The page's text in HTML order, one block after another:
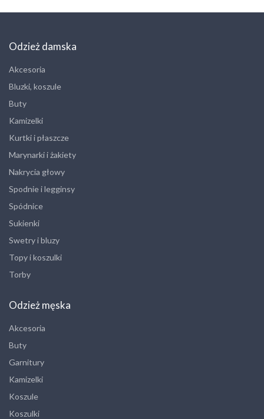
Odzież damska
Akcesoria
Bluzki, koszule
Buty
Kamizelki
Kurtki i płaszcze
Marynarki i żakiety
Nakrycia głowy
Spodnie i legginsy
Spódnice
Sukienki
Swetry i bluzy
Topy i koszulki
Torby
Odzież męska
Akcesoria
Buty
Garnitury
Kamizelki
Koszule
Koszulki